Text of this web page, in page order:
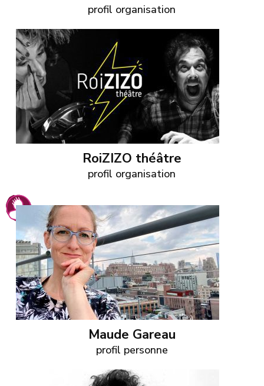
profil organisation
RoiZIZO théâtre
profil organisation
Maude Gareau
profil personne